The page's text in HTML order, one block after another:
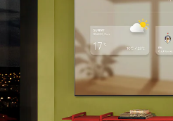
Az
a
Google
Fotók